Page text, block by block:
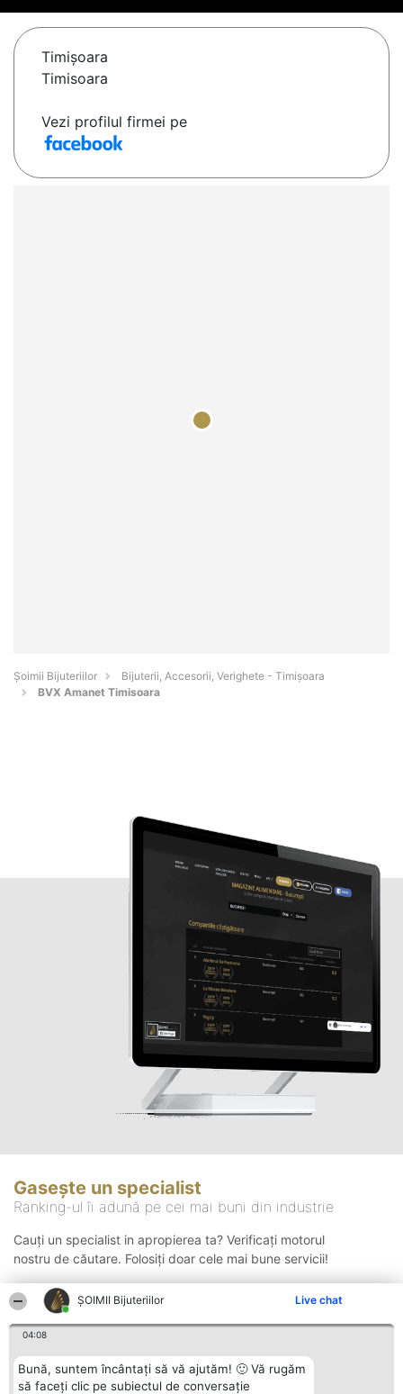
ŞOIMII Bijuteriilor Live chat
04:08
Bună, suntem încântați să vă ajutăm! 🙂 Vă rugăm
să faceți clic pe subiectul de conversație
Timişoara
Timisoara
Vezi profilul firmei pe
Şoimii Bijuteriilor
Bijuterii, Accesorii, Verighete - Timişoara
BVX Amanet Timisoara
Gasește un specialist
Ranking-ul îi adună pe cei mai buni din industrie
Cauți un specialist in apropierea ta? Verificați motorul
nostru de căutare. Folosiți doar cele mai bune servicii!